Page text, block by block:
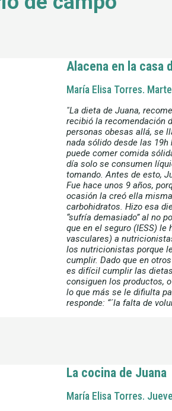
Alacena en la casa
María Elisa Torres.
"La dieta de Juana,
recibió la recomendación
personas obesas allá, se
nada sólido desde las
puede comer comida
día solo se consumen
tomando. Antes de esto,
Fue hace unos 9 años,
ocasión la creó ella
carbohidratos. Hizo esa
“sufría demasiado” al no
que en el seguro (IESS)
vasculares) a
los nutricionistas porque
cumplir. Dado que en
es difícil cumplir las
consiguen los productos,
lo que más se le difiulta
responde: “´la falta de
La cocina de Juana
María Elisa Torres.